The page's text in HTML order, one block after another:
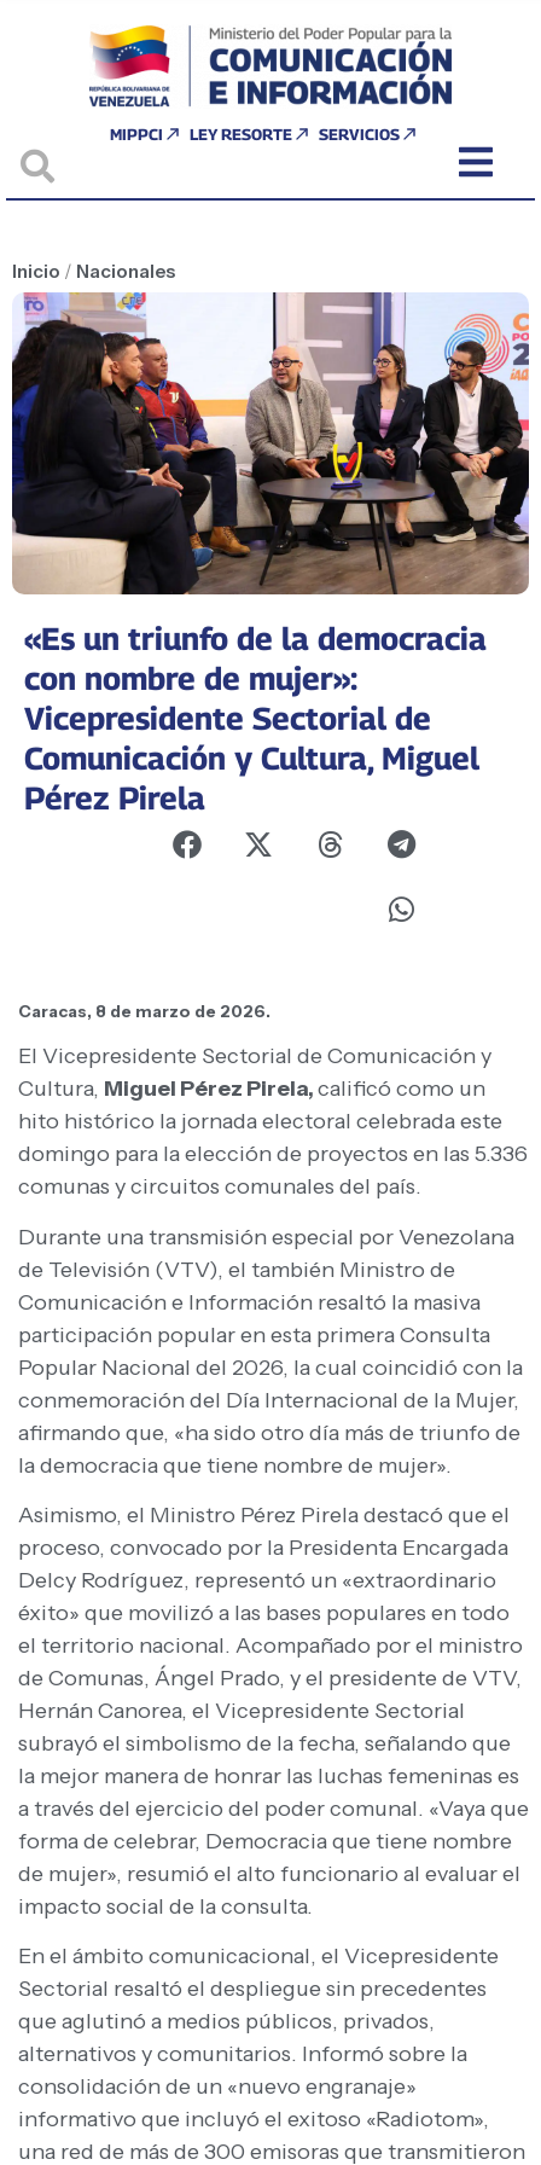
MIPPCI LEY RESORTE SERVICIOS
Inicio / Nacionales
«Es un triunfo de la democracia
con nombre de mujer»:
Vicepresidente Sectorial de
Comunicación y Cultura, Miguel
Pérez Pirela
Caracas, 8 de marzo de 2026.
El Vicepresidente Sectorial de Comunicación y
Cultura, Miguel Pérez Pirela,calificó como un
hito histórico la jornada electoral celebrada este
domingo para la elección de proyectos en las 5.336
comunas y circuitos comunales del país.
Durante una transmisión especial por Venezolana
de Televisión (VTV), el también Ministro de
Comunicación e Información resaltó la masiva
participación popular en esta primera Consulta
Popular Nacional del 2026, la cual coincidió con la
conmemoración del Día Internacional de la Mujer,
afirmando que, «ha sido otro día más de triunfo de
la democracia que tiene nombre de mujer».
Asimismo, el Ministro Pérez Pirela destacó que el
proceso, convocado por la Presidenta Encargada
Delcy Rodríguez, representó un «extraordinario
éxito» que movilizó a las bases populares en todo
el territorio nacional. Acompañado por el ministro
de Comunas, Ángel Prado, y el presidente de VTV,
Hernán Canorea, el Vicepresidente Sectorial
subrayó el simbolismo de la fecha, señalando que
la mejor manera de honrar las luchas femeninas es
a través del ejercicio del poder comunal. «Vaya que
forma de celebrar, Democracia que tiene nombre
de mujer», resumió el alto funcionario al evaluar el
impacto social de la consulta.
En el ámbito comunicacional, el Vicepresidente
Sectorial resaltó el despliegue sin precedentes
que aglutinó a medios públicos, privados,
alternativos y comunitarios. Informó sobre la
consolidación de un «nuevo engranaje»
informativo que incluyó el exitoso «Radiotom»,
una red de más de 300 emisoras que transmitieron